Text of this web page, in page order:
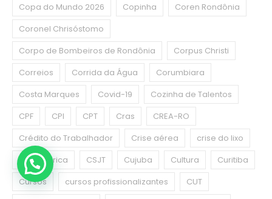
Copa do Mundo 2026
Copinha
Coren Rondônia
Coronel Chrisóstomo
Corpo de Bombeiros de Rondônia
Corpus Christi
Correios
Corrida da Água
Corumbiara
Costa Marques
Covid-19
Cozinha de Talentos
CPF
CPI CPT Cras
CREA-RO
Crédito do Trabalhador
Crise aérea
crise do lixo
crise hídrica
CSJT Cujuba Cultura
Curitiba
Cursos
cursos profissionalizantes
CUT